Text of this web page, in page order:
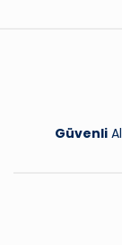
Güvenli